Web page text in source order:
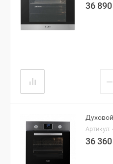
36 890
−
Артикул:
36 360